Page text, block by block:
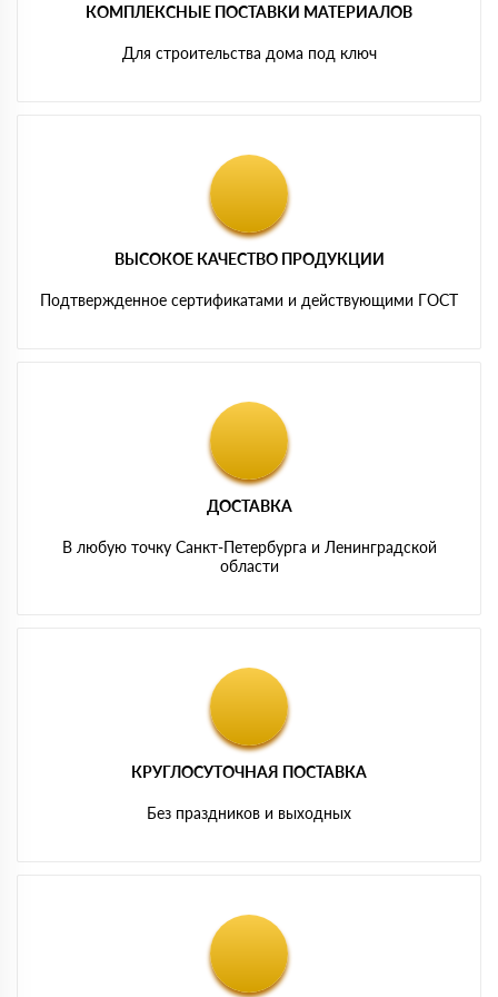
КОМПЛЕКСНЫЕ ПОСТАВКИ МАТЕРИАЛОВ
Для строительства дома под ключ
ВЫСОКОЕ КАЧЕСТВО ПРОДУКЦИИ
Подтвержденное сертификатами и действующими ГОСТ
ДОСТАВКА
В любую точку Санкт-Петербурга и Ленинградской
области
КРУГЛОСУТОЧНАЯ ПОСТАВКА
Без праздников и выходных